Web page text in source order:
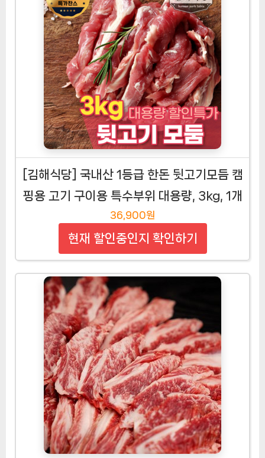
따봉프레시 1kg 황제 소고기세트 캠핑용 가
정용 살치 갈비 부채 알목심 우삼겹, 1세트
현재 할인중인지 확인하기